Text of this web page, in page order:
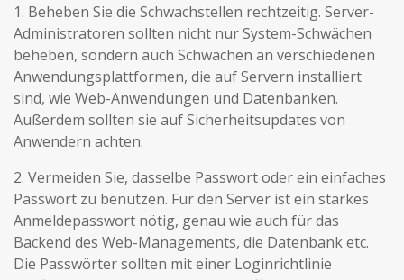
1. Beheben Sie die Schwachstellen rechtzeitig. Server-
Administratoren sollten nicht nur System-Schwächen
beheben, sondern auch Schwächen an verschiedenen
Anwendungsplattformen, die auf Servern installiert
sind, wie Web-Anwendungen und Datenbanken.
Außerdem sollten sie auf Sicherheitsupdates von
Anwendern achten.
2. Vermeiden Sie, dasselbe Passwort oder ein einfaches
Passwort zu benutzen. Für den Server ist ein starkes
Anmeldepasswort nötig, genau wie auch für das
Backend des Web-Managements, die Datenbank etc.
Die Passwörter sollten mit einer Loginrichtlinie